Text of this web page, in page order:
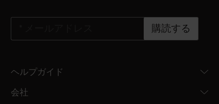
購読する
ヘルプガイド
会社